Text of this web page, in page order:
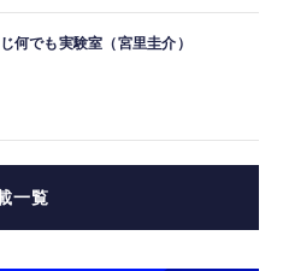
何でも実験室（宮里圭介）
一覧